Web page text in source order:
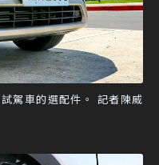
駕車的選配件。 記者陳威